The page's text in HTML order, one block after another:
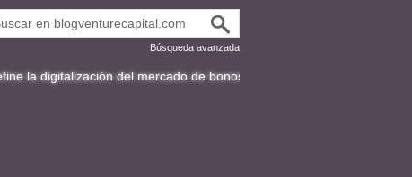
Búsqueda avanzada
del mercado de bonos en Latinoamérica